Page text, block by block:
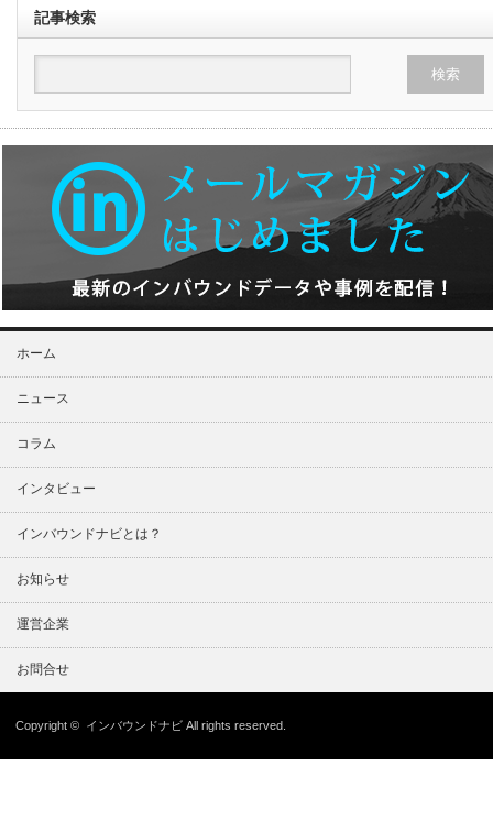
記事検索
ホーム
ニュース
コラム
インタビュー
インバウンドナビとは？
お知らせ
運営企業
お問合せ
Copyright © インバウンドナビ All rights reserved.